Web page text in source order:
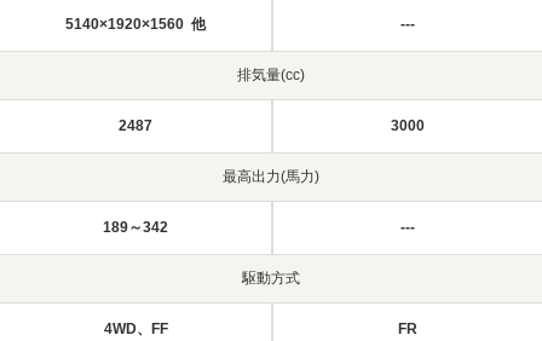
5140×1920×1560 他 ---
排気量(cc)
2487 3000
最高出力(馬力)
189～342 ---
駆動方式
4WD、FF FR